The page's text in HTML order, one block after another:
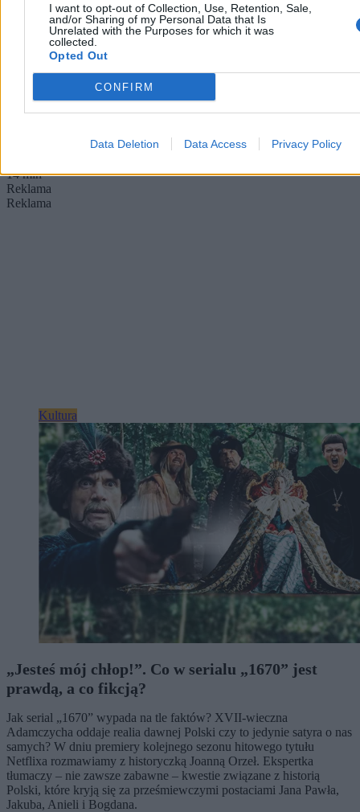
I want to opt-out of Collection, Use, Retention, Sale,
and/or Sharing of my Personal Data that Is
Unrelated with the Purposes for which it was
collected.
Opted Out
CONFIRM
Data Deletion Data Access Privacy Policy
zepsuli rynek
Nie zamierzam bronić grafomanii. Nie będę też udawać, że rynek
książki ma się świetnie. Chciałabym tylko zapytać, dlaczego w całej
których literatura po prostu nie istnieje.
Dagmara Leszkowicz-Zaluska
14 min
Reklama
Reklama
Kultura
„Jesteś mój chłop!”. Co w serialu „1670” jest
prawdą, a co fikcją?
Jak serial „1670” wypada na tle faktów? XVII-wieczna
Adamczycha oddaje realia dawnej Polski czy to jedynie satyra o nas
samych? W dniu premiery kolejnego sezonu hitowego tytułu
Netflixa rozmawiamy z historyczką Joanną Orzeł. Ekspertka
tłumaczy – nie zawsze zabawne – kwestie związane z historią
Polski, które kryją się za prześmiewczymi postaciami Jana Pawła,
Jakuba, Anieli i Bogdana.